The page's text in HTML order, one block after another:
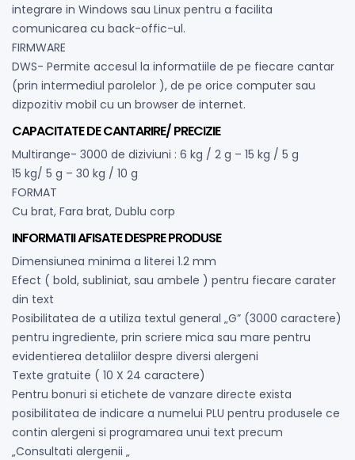
integrare in Windows sau Linux pentru a facilita
comunicarea cu back-offic-ul.
FIRMWARE
DWS- Permite accesul la informatiile de pe fiecare cantar
(prin intermediul parolelor ), de pe orice computer sau
dizpozitiv mobil cu un browser de internet.
CAPACITATE DE CANTARIRE/ PRECIZIE
Multirange- 3000 de diziviuni : 6 kg / 2 g – 15 kg / 5 g
15 kg/ 5 g – 30 kg / 10 g
FORMAT
Cu brat, Fara brat, Dublu corp
INFORMATII AFISATE DESPRE PRODUSE
Dimensiunea minima a literei 1.2 mm
Efect ( bold, subliniat, sau ambele ) pentru fiecare carater
din text
Posibilitatea de a utiliza textul general „G” (3000 caractere)
pentru ingrediente, prin scriere mica sau mare pentru
evidentierea detaliilor despre diversi alergeni
Texte gratuite ( 10 X 24 caractere)
Pentru bonuri si etichete de vanzare directe exista
posibilitatea de indicare a numelui PLU pentru produsele ce
contin alergeni si programarea unui text precum
„Consultati alergenii „